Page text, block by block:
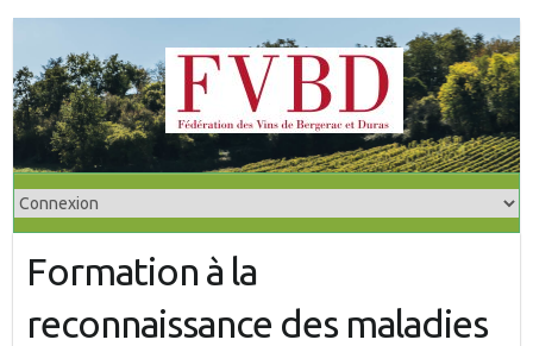
Formation à la
reconnaissance des maladies